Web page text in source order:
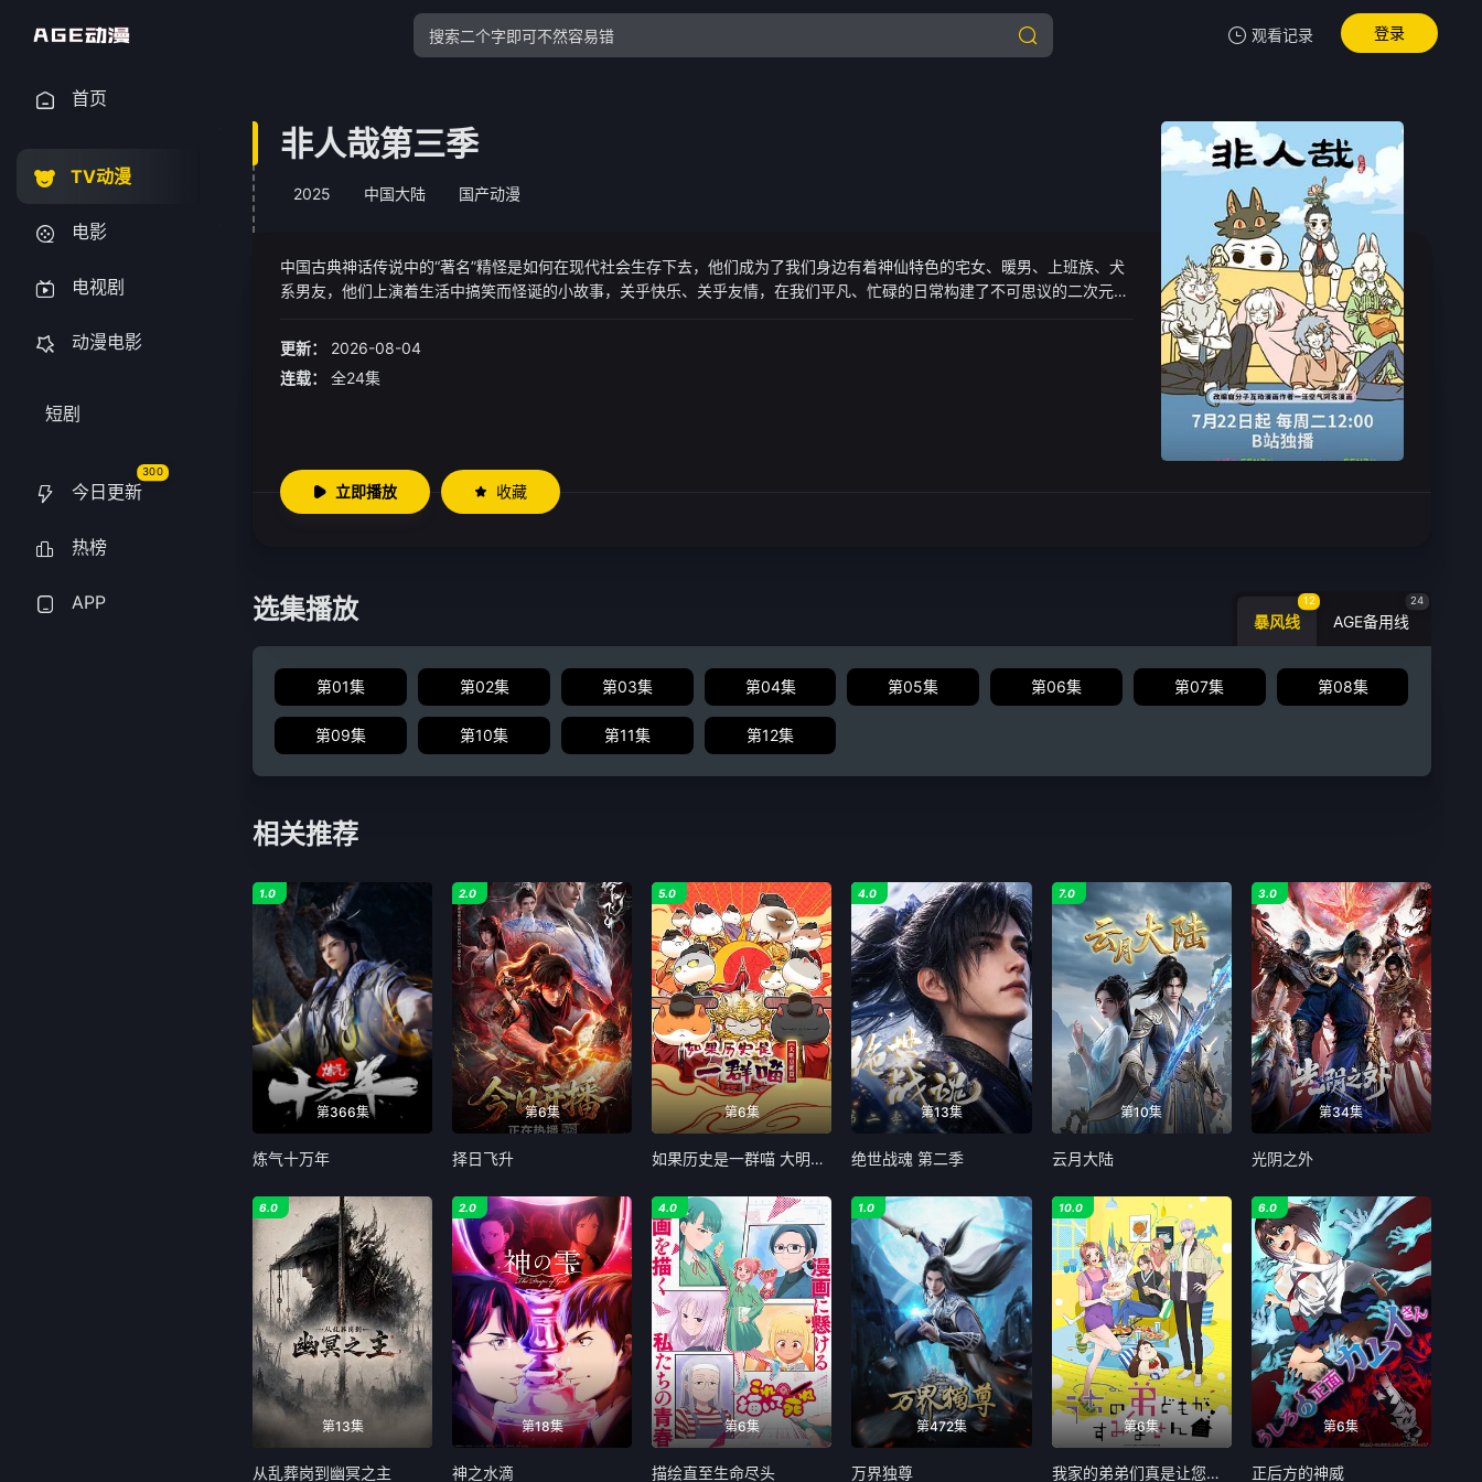
观看记录
暂无观看影片的记录
登录
首页
TV动漫
电影
电视剧
动漫电影
短剧
今日更新
300
热榜
APP
非人哉第三季
2025 中国大陆 国产动漫
中国古典神话传说中的“著名”精怪是如何在现代社会生存下去，他们成为了我们身边有着神仙特色的宅女、暖男、上班族、犬
系男友，他们上演着生活中搞笑而怪诞的小故事，关乎快乐、关乎友情，在我们平凡、忙碌的日常构建了不可思议的二次元神
更新：
2026-08-04
连载：
全24集
立即播放 收藏
选集播放 暴风线
12
AGE备用线
24
第01集 第02集 第03集 第04集 第05集 第06集 第07集 第08集
第09集 第10集 第11集 第12集
相关推荐
第366集
1.0
炼气十万年
第6集
2.0
择日飞升
第6集
5.0
如果历史是一群喵 大明皇朝篇
第13集
4.0
绝世战魂 第二季
第10集
7.0
云月大陆
第34集
3.0
光阴之外
第13集
6.0
从乱葬岗到幽冥之主
第18集
2.0
神之水滴
第6集
4.0
描绘直至生命尽头
第472集
1.0
万界独尊
第6集
10.0
我家的弟弟们真是让您费心了
第6集
6.0
正后方的神威